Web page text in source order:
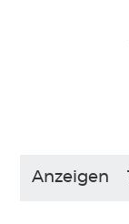
Anzeigen